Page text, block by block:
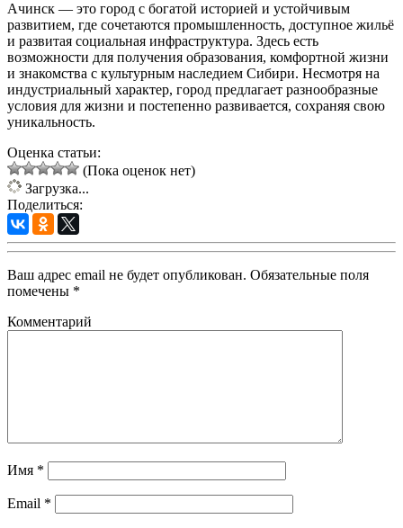
Ачинск — это город с богатой историей и устойчивым
развитием, где сочетаются промышленность, доступное жильё
и развитая социальная инфраструктура. Здесь есть
возможности для получения образования, комфортной жизни
и знакомства с культурным наследием Сибири. Несмотря на
индустриальный характер, город предлагает разнообразные
условия для жизни и постепенно развивается, сохраняя свою
уникальность.
Оценка статьи:
(Пока оценок нет)
Загрузка...
Поделиться:
Ваш адрес email не будет опубликован. Обязательные поля
помечены *
Комментарий
Имя *
Email *